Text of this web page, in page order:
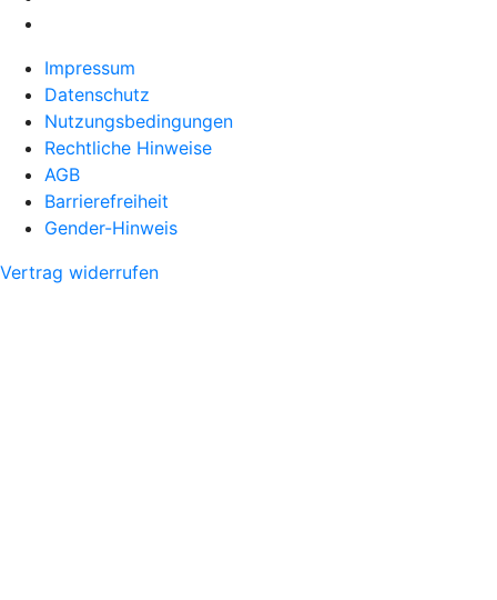
Impressum
Datenschutz
Nutzungsbedingungen
Rechtliche Hinweise
AGB
Barrierefreiheit
Gender-Hinweis
Vertrag widerrufen